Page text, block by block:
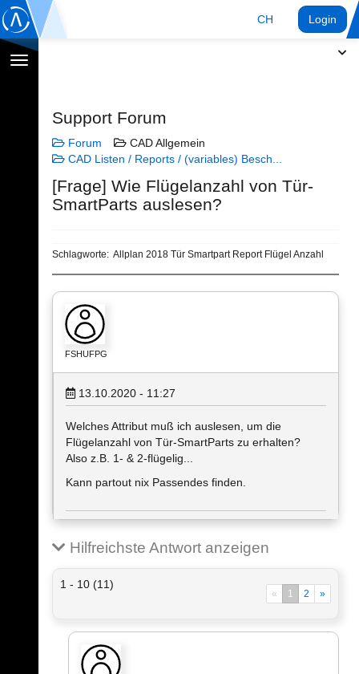
CH Login
Navigation
Support Forum
Forum
CAD Allgemein
CAD Listen / Reports / (variables) Besch...
[Frage] Wie Flügelanzahl von Tür-
SmartParts auslesen?
Schlagworte: Allplan 2018 Tür Smartpart Report Flügel Anzahl
FSHUFPG
13.10.2020 - 11:27
Welches Attribut muß ich auslesen, um die
Flügelanzahl von Tür-SmartParts zu erhalten?
Also z.B. 1- & 2-flügelig...
Kann partout nix Passendes finden.
Hilfreichste Antwort anzeigen
1 - 10 (11)
« 1 2 »